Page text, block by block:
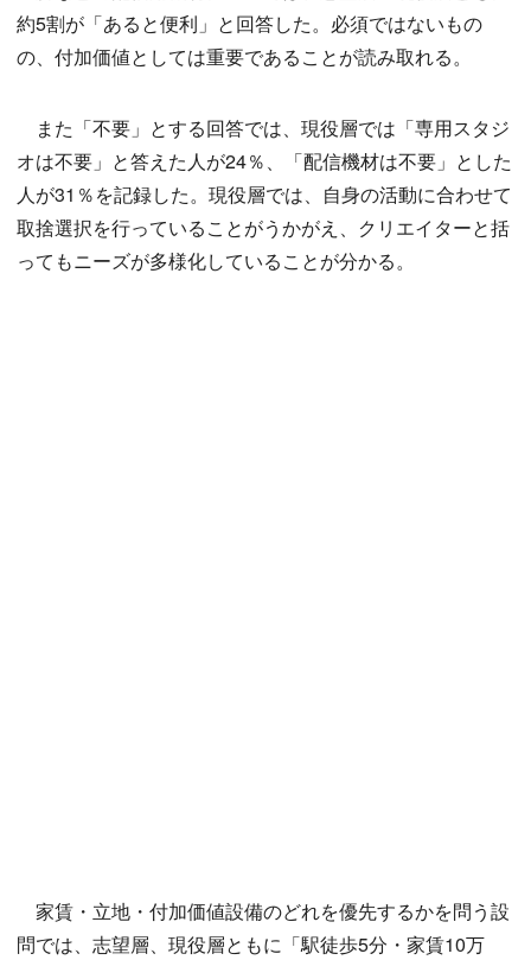
約5割が「あると便利」と回答した。必須ではないもの
の、付加価値としては重要であることが読み取れる。
また「不要」とする回答では、現役層では「専用スタジ
オは不要」と答えた人が24％、「配信機材は不要」とした
人が31％を記録した。現役層では、自身の活動に合わせて
取捨選択を行っていることがうかがえ、クリエイターと括
ってもニーズが多様化していることが分かる。
家賃・立地・付加価値設備のどれを優先するかを問う設
問では、志望層、現役層ともに「駅徒歩5分・家賃10万